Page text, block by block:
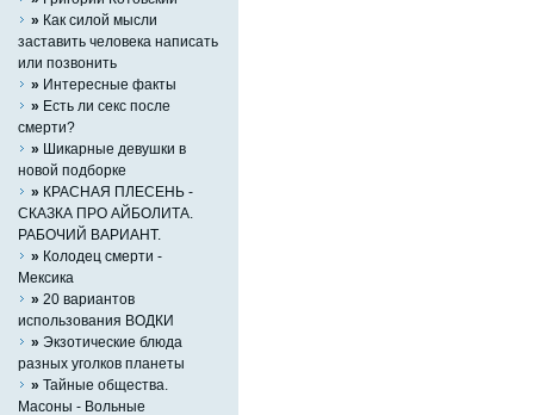
» Как силой мысли
заставить человека написать
или позвонить
» Интересные факты
» Есть ли секс после
смерти?
» Шикарные девушки в
новой подборке
» КРАСНАЯ ПЛЕСЕНЬ -
СКАЗКА ПРО АЙБОЛИТА.
РАБОЧИЙ ВАРИАНТ.
» Колодец смерти -
Мексика
» 20 вариантов
использования ВОДКИ
» Экзотические блюда
разных уголков планеты
» Тайные общества.
Масоны - Вольные